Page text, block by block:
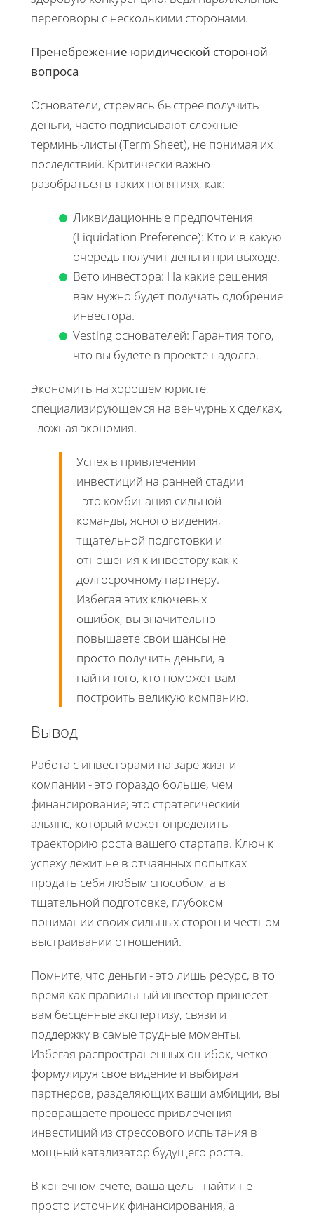
переговоры с несколькими сторонами.
Пренебрежение юридической стороной
вопроса
Основатели, стремясь быстрее получить
деньги, часто подписывают сложные
термины-листы (Term Sheet), не понимая их
последствий. Критически важно
разобраться в таких понятиях, как:
Ликвидационные предпочтения
(Liquidation Preference): Кто и в какую
очередь получит деньги при выходе.
Вето инвестора: На какие решения
вам нужно будет получать одобрение
инвестора.
Vesting основателей: Гарантия того,
что вы будете в проекте надолго.
Экономить на хорошем юристе,
специализирующемся на венчурных сделках,
- ложная экономия.
Успех в привлечении
инвестиций на ранней стадии
- это комбинация сильной
команды, ясного видения,
тщательной подготовки и
отношения к инвестору как к
долгосрочному партнеру.
Избегая этих ключевых
ошибок, вы значительно
повышаете свои шансы не
просто получить деньги, а
найти того, кто поможет вам
построить великую компанию.
Вывод
Работа с инвесторами на заре жизни
компании - это гораздо больше, чем
финансирование; это стратегический
альянс, который может определить
траекторию роста вашего стартапа. Ключ к
успеху лежит не в отчаянных попытках
продать себя любым способом, а в
тщательной подготовке, глубоком
понимании своих сильных сторон и честном
выстраивании отношений.
Помните, что деньги - это лишь ресурс, в то
время как правильный инвестор принесет
вам бесценные экспертизу, связи и
поддержку в самые трудные моменты.
Избегая распространенных ошибок, четко
формулируя свое видение и выбирая
партнеров, разделяющих ваши амбиции, вы
превращаете процесс привлечения
инвестиций из стрессового испытания в
мощный катализатор будущего роста.
В конечном счете, ваша цель - найти не
просто источник финансирования, а